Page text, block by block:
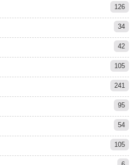
126
34
42
105
241
95
54
105